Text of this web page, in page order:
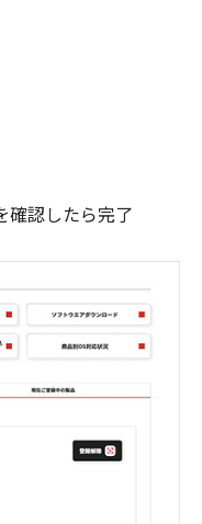
確認したら完了